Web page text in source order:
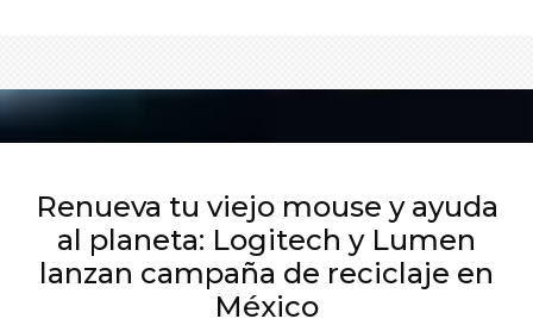
Renueva tu viejo mouse y ayuda
al planeta: Logitech y Lumen
lanzan campaña de reciclaje en
México